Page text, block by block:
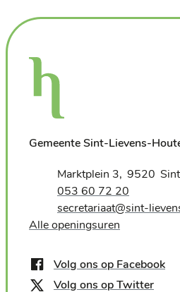
Gemeente Sint-Lievens-
AdresMarktplein 3 ,9520
053 60 72 20
E-mailsecretariaat@sint-
Alle openingsuren
Volg ons op Facebook
Volg ons op Twitter